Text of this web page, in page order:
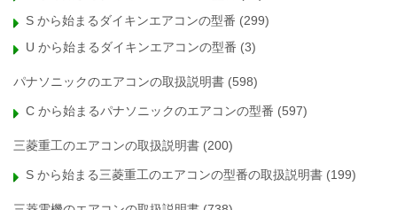
S から始まるダイキンエアコンの型番 (299)
U から始まるダイキンエアコンの型番 (3)
パナソニックのエアコンの取扱説明書 (598)
C から始まるパナソニックのエアコンの型番 (597)
三菱重工のエアコンの取扱説明書 (200)
S から始まる三菱重工のエアコンの型番の取扱説明書 (199)